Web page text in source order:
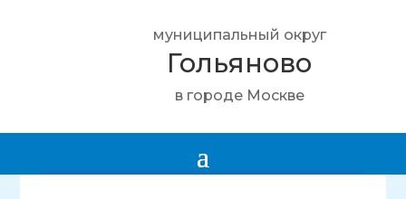
муниципальный округ
Гольяново
в городе Москве